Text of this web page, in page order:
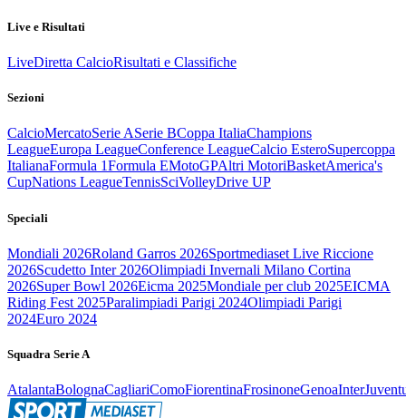
Live e Risultati
LiveDiretta CalcioRisultati e Classifiche
Sezioni
CalcioMercatoSerie ASerie BCoppa ItaliaChampions
LeagueEuropa LeagueConference LeagueCalcio EsteroSupercoppa
ItalianaFormula 1Formula EMotoGPAltri MotoriBasketAmerica's
CupNations LeagueTennisSciVolleyDrive UP
Speciali
Mondiali 2026Roland Garros 2026Sportmediaset Live Riccione
2026Scudetto Inter 2026Olimpiadi Invernali Milano Cortina
2026Super Bowl 2026Eicma 2025Mondiale per club 2025EICMA
Riding Fest 2025Paralimpiadi Parigi 2024Olimpiadi Parigi
2024Euro 2024
Squadra Serie A
AtalantaBolognaCagliariComoFiorentinaFrosinoneGenoaInter